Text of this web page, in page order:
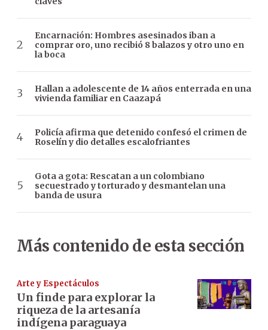
Encarnación: Hombres asesinados iban a
comprar oro, uno recibió 8 balazos y otro uno en
la boca
Hallan a adolescente de 14 años enterrada en una
vivienda familiar en Caazapá
Policía afirma que detenido confesó el crimen de
Roselín y dio detalles escalofriantes
Gota a gota: Rescatan a un colombiano
secuestrado y torturado y desmantelan una
banda de usura
Más contenido de esta sección
Arte y Espectáculos
Un finde para explorar la
riqueza de la artesanía
indígena paraguaya